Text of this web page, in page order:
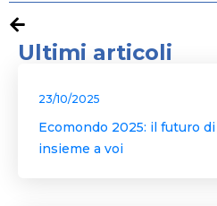
Ultimi articoli
23/10/2025
Ecomondo 2025: il futuro
insieme a voi